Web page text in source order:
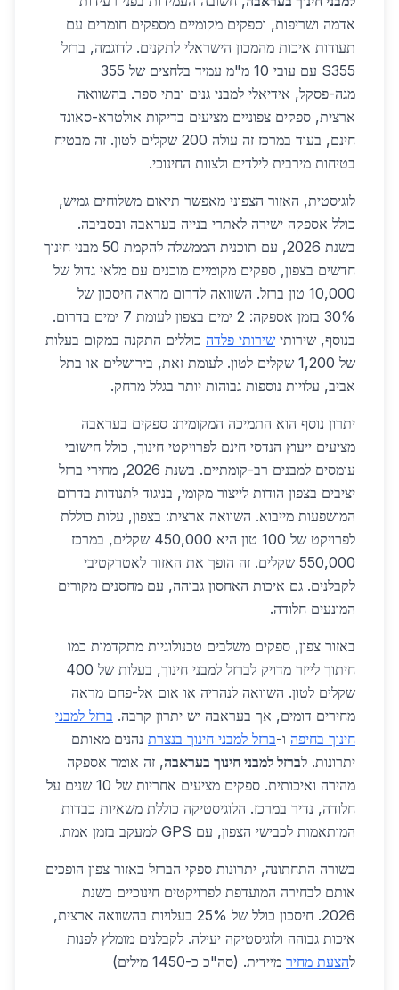
אדמה ושריפות, וספקים מקומיים מספקים חומרים עם
תעודות איכות מהמכון הישראלי לתקנים. לדוגמה, ברזל
S355 עם עובי 10 מ"מ עמיד בלחצים של 355
מגה-פסקל, אידיאלי למבני גנים ובתי ספר. בהשוואה
ארצית, ספקים צפוניים מציעים בדיקות אולטרא-סאונד
חינם, בעוד במרכז זה עולה 200 שקלים לטון. זה מבטיח
בטיחות מירבית לילדים ולצוות החינוכי.
לוגיסטית, האזור הצפוני מאפשר תיאום משלוחים גמיש,
כולל אספקה ישירה לאתרי בנייה בעראבה ובסביבה.
בשנת 2026, עם תוכנית הממשלה להקמת 50 מבני חינוך
חדשים בצפון, ספקים מקומיים מוכנים עם מלאי גדול של
10,000 טון ברזל. השוואה לדרום מראה חיסכון של
30% בזמן אספקה: 2 ימים בצפון לעומת 7 ימים בדרום.
בנוסף, שירותי שירותי פלדה כוללים התקנה במקום בעלות
של 1,200 שקלים לטון. לעומת זאת, בירושלים או בתל
אביב, עלויות נוספות גבוהות יותר בגלל מרחק.
יתרון נוסף הוא התמיכה המקומית: ספקים בעראבה
מציעים ייעוץ הנדסי חינם לפרויקטי חינוך, כולל חישובי
עומסים למבנים רב-קומתיים. בשנת 2026, מחירי ברזל
יציבים בצפון הודות לייצור מקומי, בניגוד לתנודות בדרום
המושפעות מייבוא. השוואה ארצית: בצפון, עלות כוללת
לפרויקט של 100 טון היא 450,000 שקלים, במרכז
550,000 שקלים. זה הופך את האזור לאטרקטיבי
לקבלנים. גם איכות האחסון גבוהה, עם מחסנים מקורים
המונעים חלודה.
באזור צפון, ספקים משלבים טכנולוגיות מתקדמות כמו
חיתוך לייזר מדויק לברזל למבני חינוך, בעלות של 400
שקלים לטון. השוואה לנהריה או אום אל-פחם מראה
מחירים דומים, אך בעראבה יש יתרון קרבה. ברזל למבני
חינוך בחיפה ו-ברזל למבני חינוך בנצרת נהנים מאותם
יתרונות. לברזל למבני חינוך בעראבה, זה אומר אספקה
מהירה ואיכותית. ספקים מציעים אחריות של 10 שנים על
חלודה, נדיר במרכז. הלוגיסטיקה כוללת משאיות כבדות
המותאמות לכבישי הצפון, עם GPS למעקב בזמן אמת.
בשורה התחתונה, יתרונות ספקי הברזל באזור צפון הופכים
אותם לבחירה המועדפת לפרויקטים חינוכיים בשנת
2026. חיסכון כולל של 25% בעלויות בהשוואה ארצית,
איכות גבוהה ולוגיסטיקה יעילה. לקבלנים מומלץ לפנות
להצעת מחיר מיידית. (סה"כ כ-1450 מילים)